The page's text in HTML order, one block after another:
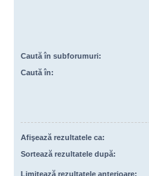
Caută în subforumuri:
Caută în:
Afişează rezultatele ca:
Sortează rezultatele după:
Limitează rezultatele anterioare: